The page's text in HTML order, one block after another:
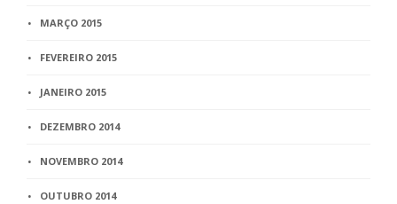
MARÇO 2015
FEVEREIRO 2015
JANEIRO 2015
DEZEMBRO 2014
NOVEMBRO 2014
OUTUBRO 2014